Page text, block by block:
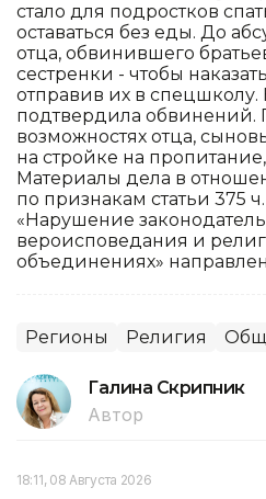
стало для подростков
оставаться без еды. До
отца, обвинившего
сестренки - чтобы
отправив их в спецшколу.
подтвердила обвинений.
возможностях отца,
на стройке на
Материалы дела в
по признакам статьи 375
«Нарушение
вероисповедания и
объединениях»
Регионы Религия
Галина Скрипник
Автор
18:11, 08 Августа 2026